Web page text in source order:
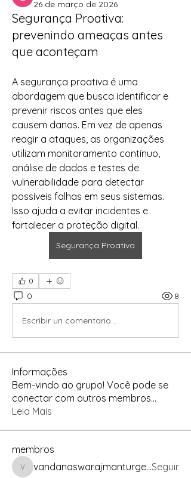
26 de março de 2026
Segurança Proativa:
prevenindo ameaças antes
que aconteçam
A segurança proativa é uma
abordagem que busca identificar e
prevenir riscos antes que eles
causem danos. Em vez de apenas
reagir a ataques, as organizações
utilizam monitoramento contínuo,
análise de dados e testes de
vulnerabilidade para detectar
possíveis falhas em seus sistemas.
Isso ajuda a evitar incidentes e
fortalecer a proteção digital.
Segurança Proativa
0
0 8
Escribir un comentario...
Informações
Bem-vindo ao grupo! Você pode se
conectar com outros membros...
Leia Mais
membros
vandanaswarajmanturgekar vandanaswarajmanturgekarSeguir